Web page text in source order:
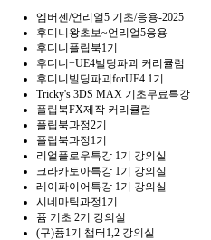
엠버젠/언리얼5 기초/응용-2025
후디니왕초보~언리얼5응용
후디니플립북1기
후디니+UE4빌딩파괴 커리큘럼
후디니빌딩파괴forUE4 1기
Tricky's 3DS MAX 기초무료특강
플립북FX제작 커리큘럼
플립북과정2기
플립북과정1기
리얼플로우특강 1기 강의실
크라카토아특강 1기 강의실
레이파이어특강 1기 강의실
시네마틱과정1기
퓸 기초 2기 강의실
(구)퓸1기 챕터1,2 강의실